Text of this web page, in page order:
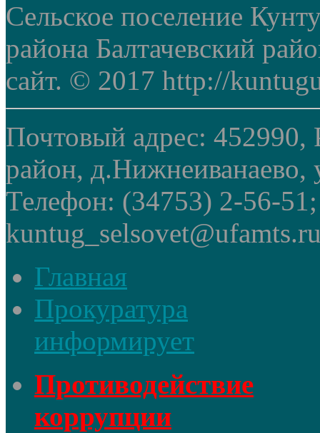
Сельское поселение
района Балтачевский
сайт. © 2017 http://
Почтовый адрес: 452990,
район, д.Нижнеиванаево,
Телефон: (34753) 2-56-
Главная
Прокуратура
информирует
Противодействие
коррупции